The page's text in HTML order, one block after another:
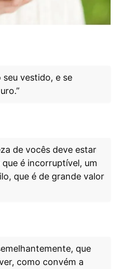
seu vestido, e se
de vocês deve estar
é incorruptível, um
que é de grande valor
que
como convém a